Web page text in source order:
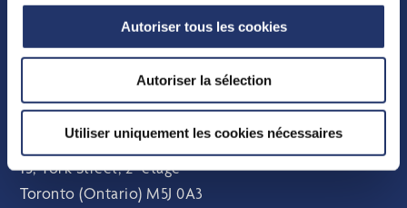
Autoriser tous les cookies
Autoriser la sélection
Utiliser uniquement les cookies nécessaires
Faits sur le fonds
Distributions
Comité indépendant de révision
Pour nous joindre
15, York Street, 2 étage
Toronto (Ontario) M5J 0A3